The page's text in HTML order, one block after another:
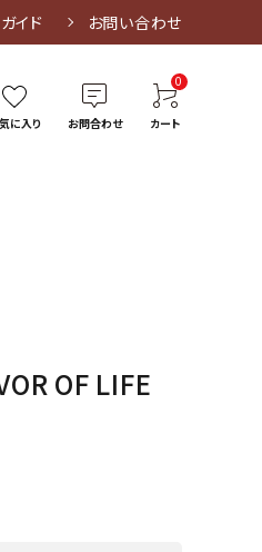
イド お問い合わせ
に入り お問合わせ
0
カート
OF LIFE